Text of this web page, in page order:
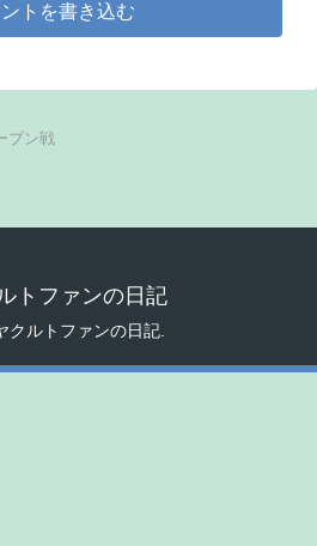
トを書き込む
プン戦
トファンの日記
クルトファンの日記.